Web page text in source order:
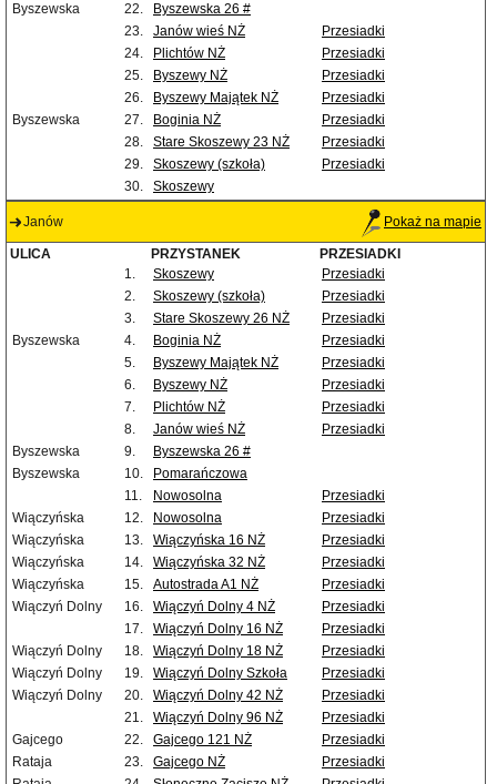
Byszewska
22.
Byszewska 26 #
23.
Janów wieś NŻ
Przesiadki
24.
Plichtów NŻ
Przesiadki
25.
Byszewy NŻ
Przesiadki
26.
Byszewy Majątek NŻ
Przesiadki
Byszewska
27. Boginia NŻ
Przesiadki
28.
Stare Skoszewy 23 NŻ
Przesiadki
29.
Skoszewy (szkoła)
Przesiadki
30.
Skoszewy
Janów Pokaż na mapie
ULICA PRZYSTANEK
PRZESIADKI
1.
Skoszewy
Przesiadki
2.
Skoszewy (szkoła)
Przesiadki
3.
Stare Skoszewy 26 NŻ
Przesiadki
Byszewska
4. Boginia NŻ
Przesiadki
5.
Byszewy Majątek NŻ
Przesiadki
6.
Byszewy NŻ
Przesiadki
7.
Plichtów NŻ
Przesiadki
8.
Janów wieś NŻ
Przesiadki
Byszewska
9.
Byszewska 26 #
Byszewska
10.
Pomarańczowa
11.
Nowosolna
Przesiadki
Wiączyńska
12. Nowosolna
Przesiadki
Wiączyńska
13. Wiączyńska 16 NŻ
Przesiadki
Wiączyńska
14. Wiączyńska 32 NŻ
Przesiadki
Wiączyńska
15. Autostrada A1 NŻ
Przesiadki
Wiączyń Dolny
16. Wiączyń Dolny 4 NŻ
Przesiadki
17.
Wiączyń Dolny 16 NŻ
Przesiadki
Wiączyń Dolny
18. Wiączyń Dolny 18 NŻ
Przesiadki
Wiączyń Dolny
19. Wiączyń Dolny Szkoła
Przesiadki
Wiączyń Dolny
20. Wiączyń Dolny 42 NŻ
Przesiadki
21.
Wiączyń Dolny 96 NŻ
Przesiadki
Gajcego
22. Gajcego 121 NŻ
Przesiadki
Rataja
23. Gajcego NŻ
Przesiadki